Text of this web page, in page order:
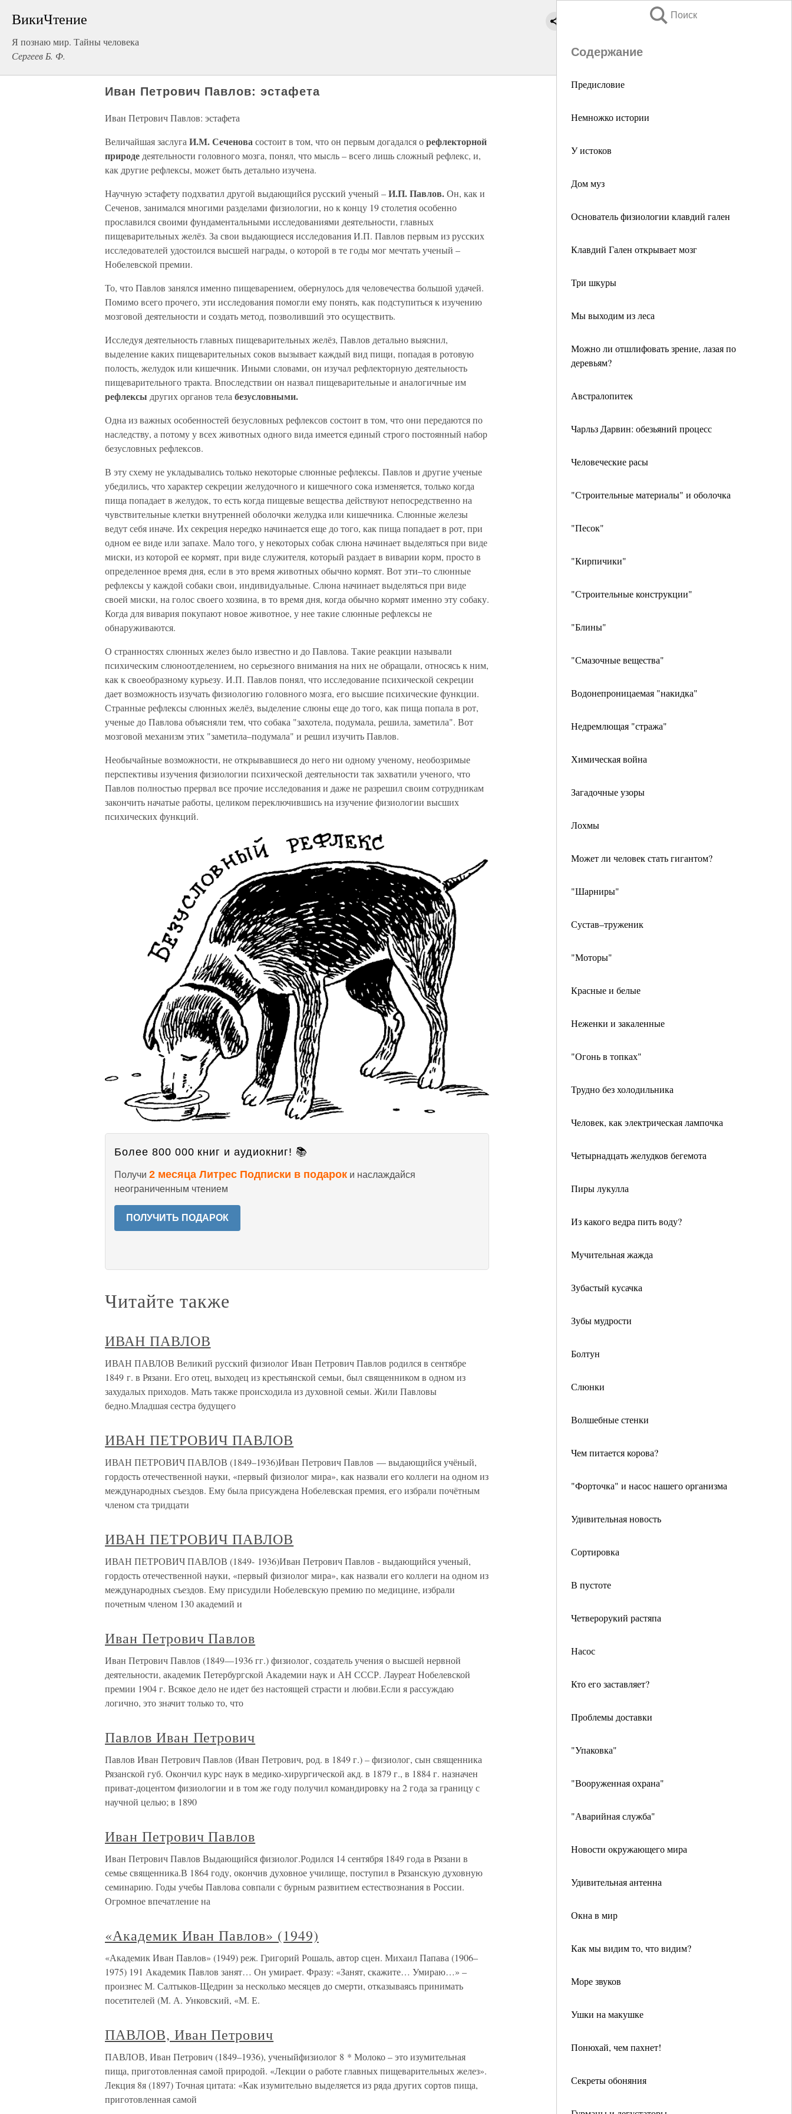
ВикиЧтение
Я познаю мир. Тайны человека
Сергеев Б. Ф.
Поиск
Содержание
Предисловие
Немножко истории
У истоков
Дом муз
Основатель физиологии клавдий гален
Клавдий Гален открывает мозг
Три шкуры
Мы выходим из леса
Можно ли отшлифовать зрение, лазая по
деревьям?
Австралопитек
Чарльз Дарвин: обезьяний процесс
Человеческие расы
"Строительные материалы" и оболочка
"Песок"
"Кирпичики"
"Строительные конструкции"
"Блины"
"Смазочные вещества"
Водонепроницаемая "накидка"
Недремлющая "стража"
Химическая война
Загадочные узоры
Лохмы
Может ли человек стать гигантом?
"Шарниры"
Сустав–труженик
"Моторы"
Красные и белые
Неженки и закаленные
"Огонь в топках"
Трудно без холодильника
Человек, как электрическая лампочка
Четырнадцать желудков бегемота
Пиры лукулла
Из какого ведра пить воду?
Мучительная жажда
Зубастый кусачка
Зубы мудрости
Болтун
Слюнки
Волшебные стенки
Чем питается корова?
"Форточка" и насос нашего организма
Удивительная новость
Сортировка
В пустоте
Четверорукий растяпа
Насос
Кто его заставляет?
Проблемы доставки
"Упаковка"
"Вооруженная охрана"
"Аварийная служба"
Новости окружающего мира
Удивительная антенна
Окна в мир
Как мы видим то, что видим?
Море звуков
Ушки на макушке
Понюхай, чем пахнет!
Секреты обоняния
Иван Петрович Павлов: эстафета
Иван Петрович Павлов: эстафета
Величайшая заслуга И.М. Сеченовасостоит в том, что он первым догадался орефлекторной
природе деятельности головного мозга, понял, что мысль – всего лишь сложный рефлекс, и,
как другие рефлексы, может быть детально изучена.
Научную эстафету подхватил другой выдающийся русский ученый –И.П. Павлов.Он, как и
Сеченов, занимался многими разделами физиологии, но к концу 19 столетия особенно
прославился своими фундаментальными исследованиями деятельности, главных
пищеварительных желёз. За свои выдающиеся исследования И.П. Павлов первым из русских
исследователей удостоился высшей награды, о которой в те годы мог мечтать ученый –
Нобелевской премии.
То, что Павлов занялся именно пищеварением, обернулось для человечества большой удачей.
Помимо всего прочего, эти исследования помогли ему понять, как подступиться к изучению
мозговой деятельности и создать метод, позволивший это осуществить.
Исследуя деятельность главных пищеварительных желёз, Павлов детально выяснил,
выделение каких пищеварительных соков вызывает каждый вид пищи, попадая в ротовую
полость, желудок или кишечник. Иными словами, он изучал рефлекторную деятельность
пищеварительного тракта. Впоследствии он назвал пищеварительные и аналогичные им
рефлексы других органов тела безусловными.
Одна из важных особенностей безусловных рефлексов состоит в том, что они передаются по
наследству, а потому у всех животных одного вида имеется единый строго постоянный набор
безусловных рефлексов.
В эту схему не укладывались только некоторые слюнные рефлексы. Павлов и другие ученые
убедились, что характер секреции желудочного и кишечного сока изменяется, только когда
пища попадает в желудок, то есть когда пищевые вещества действуют непосредственно на
чувствительные клетки внутренней оболочки желудка или кишечника. Слюнные железы
ведут себя иначе. Их секреция нередко начинается еще до того, как пища попадает в рот, при
одном ее виде или запахе. Мало того, у некоторых собак слюна начинает выделяться при виде
миски, из которой ее кормят, при виде служителя, который раздает в виварии корм, просто в
определенное время дня, если в это время животных обычно кормят. Вот эти–то слюнные
рефлексы у каждой собаки свои, индивидуальные. Слюна начинает выделяться при виде
своей миски, на голос своего хозяина, в то время дня, когда обычно кормят именно эту собаку.
Когда для вивария покупают новое животное, у нее такие слюнные рефлексы не
обнаруживаются.
О странностях слюнных желез было известно и до Павлова. Такие реакции называли
психическим слюноотделением, но серьезного внимания на них не обращали, относясь к ним,
как к своеобразному курьезу. И.П. Павлов понял, что исследование психической секреции
дает возможность изучать физиологию головного мозга, его высшие психические функции.
Странные рефлексы слюнных желёз, выделение слюны еще до того, как пища попала в рот,
ученые до Павлова объясняли тем, что собака "захотела, подумала, решила, заметила". Вот
мозговой механизм этих "заметила–подумала" и решил изучить Павлов.
Необычайные возможности, не открывавшиеся до него ни одному ученому, необозримые
перспективы изучения физиологии психической деятельности так захватили ученого, что
Павлов полностью прервал все прочие исследования и даже не разрешил своим сотрудникам
закончить начатые работы, целиком переключившись на изучение физиологии высших
психических функций.
Более 800 000 книг и аудиокниг! 📚
Получи 2 месяца Литрес Подписки в подарок и наслаждайся
неограниченным чтением
ПОЛУЧИТЬ ПОДАРОК
Читайте также
ИВАН ПАВЛОВ
ИВАН ПАВЛОВ Великий русский физиолог Иван Петрович Павлов родился в сентябре
1849 г. в Рязани. Его отец, выходец из крестьянской семьи, был священником в одном из
захудалых приходов. Мать также происходила из духовной семьи. Жили Павловы
бедно.Младшая сестра будущего
ИВАН ПЕТРОВИЧ ПАВЛОВ
ИВАН ПЕТРОВИЧ ПАВЛОВ (1849–1936)Иван Петрович Павлов — выдающийся учёный,
гордость отечественной науки, «первый физиолог мира», как назвали его коллеги на одном из
международных съездов. Ему была присуждена Нобелевская премия, его избрали почётным
членом ста тридцати
ИВАН ПЕТРОВИЧ ПАВЛОВ
ИВАН ПЕТРОВИЧ ПАВЛОВ (1849- 1936)Иван Петрович Павлов - выдающийся ученый,
гордость отечественной науки, «первый физиолог мира», как назвали его коллеги на одном из
международных съездов. Ему присудили Нобелевскую премию по медицине, избрали
почетным членом 130 академий и
Иван Петрович Павлов
Иван Петрович Павлов (1849—1936 гг.) физиолог, создатель учения о высшей нервной
деятельности, академик Петербургской Академии наук и АН СССР. Лауреат Нобелевской
премии 1904 г. Всякое дело не идет без настоящей страсти и любви.Если я рассуждаю
логично, это значит только то, что
Павлов Иван Петрович
Павлов Иван Петрович Павлов (Иван Петрович, род. в 1849 г.) – физиолог, сын священника
Рязанской губ. Окончил курс наук в медико-хирургической акд. в 1879 г., в 1884 г. назначен
приват-доцентом физиологии и в том же году получил командировку на 2 года за границу с
научной целью; в 1890
Иван Петрович Павлов
Иван Петрович Павлов Выдающийся физиолог.Родился 14 сентября 1849 года в Рязани в
семье священника.В 1864 году, окончив духовное училище, поступил в Рязанскую духовную
семинарию. Годы учебы Павлова совпали с бурным развитием естествознания в России.
Огромное впечатление на
«Академик Иван Павлов» (1949)
«Академик Иван Павлов» (1949) реж. Григорий Рошаль, автор сцен. Михаил Папава (1906–
1975) 191 Академик Павлов занят… Он умирает. Фразу: «Занят, скажите… Умираю…» –
произнес М. Салтыков-Щедрин за несколько месяцев до смерти, отказываясь принимать
посетителей (М. А. Унковский, «М. Е.
ПАВЛОВ, Иван Петрович
ПАВЛОВ, Иван Петрович (1849–1936), ученыйфизиолог 8 * Молоко – это изумительная
пища, приготовленная самой природой. «Лекции о работе главных пищеварительных желез».
Лекция 8я (1897) Точная цитата: «Как изумительно выделяется из ряда других сортов пища,
приготовленная самой